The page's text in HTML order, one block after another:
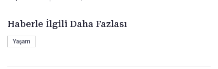
Haberle İlgili Daha Fazlası
Yaşam